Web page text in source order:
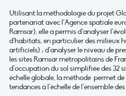
Utilisant la méthodologie du projet
partenariat avec l’Agence spatiale
Ramsar), elle a permis d’analyser
d’habitats, en particulier des milieux
artificiels) ; d’analyser le niveau de
les sites Ramsar métropolitains de
d’occupation du sol simplifiée des 32
échelle globale, la méthode permet
tendances à l’échelle de l’ensemble